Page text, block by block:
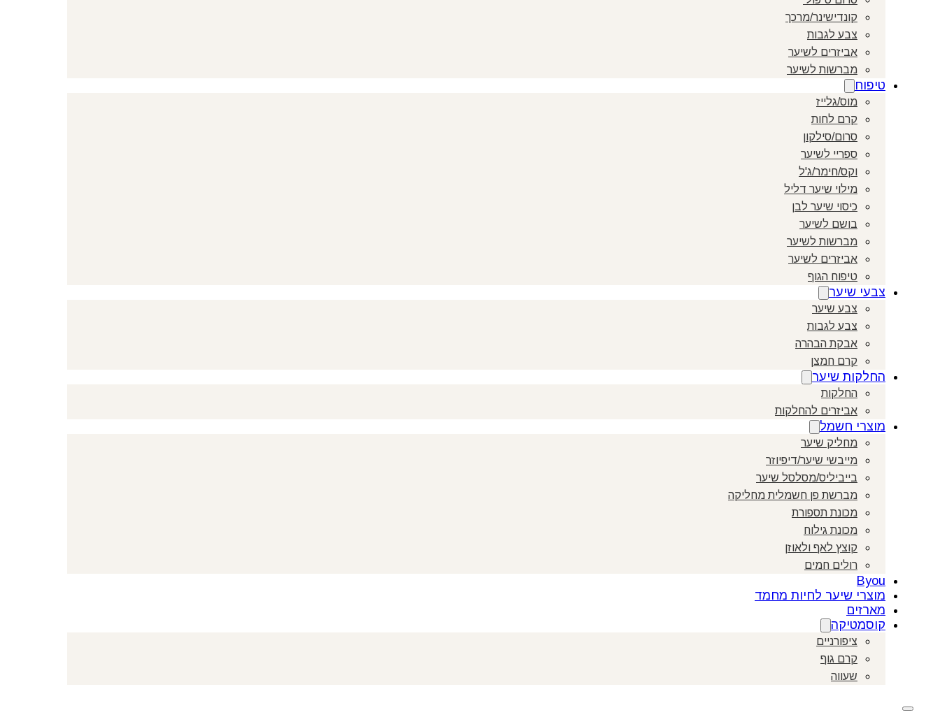
קונדישינר/מרכך
צבע לגבות
אביזרים לשיער
מברשות לשיער
טיפוח
מוס/גלייז
קרם לחות
סרום/סילקון
ספריי לשיער
וקס/חימר/ג'ל
מילוי שיער דליל
כיסוי שיער לבן
בושם לשיער
מברשות לשיער
אביזרים לשיער
טיפוח הגוף
צבעי שיער
צבע שיער
צבע לגבות
אבקת הבהרה
קרם חמצן
החלקות שיער
החלקות
אביזרים להחלקות
מוצרי חשמל
מחליק שיער
מייבשי שיער/דיפיוזר
בייביליס/מסלסל שיער
מברשת פן חשמלית מחליקה
מכונת תספורת
מכונת גילוח
קוצץ לאף ולאוזן
רולים חמים
Byou
מוצרי שיער לחיות מחמד
מארזים
קוסמטיקה
ציפורניים
קרם גוף
שעווה